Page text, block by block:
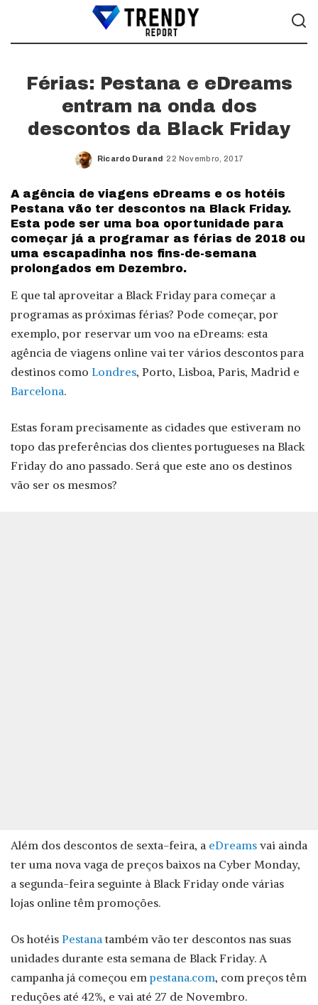
Férias: Pestana e eDreams
entram na onda dos
descontos da Black Friday
Posted
Ricardo Durand 22 Novembro, 2017
A agência de viagens eDreams e os hotéis
Pestana vão ter descontos na Black Friday.
Esta pode ser uma boa oportunidade para
começar já a programar as férias de 2018 ou
uma escapadinha nos fins-de-semana
prolongados em Dezembro.
E que tal aproveitar a Black Friday para começar a
programas as próximas férias? Pode começar, por
exemplo, por reservar um voo na eDreams: esta
agência de viagens online vai ter vários descontos para
destinos como Londres, Porto, Lisboa, Paris, Madrid e
Barcelona.
Estas foram precisamente as cidades que estiveram no
topo das preferências dos clientes portugueses na Black
Friday do ano passado. Será que este ano os destinos
vão ser os mesmos?
Além dos descontos de sexta-feira, a eDreams vai ainda
ter uma nova vaga de preços baixos na Cyber Monday,
a segunda-feira seguinte à Black Friday onde várias
lojas online têm promoções.
Os hotéis Pestanatambém vão ter descontos nas suas
unidades durante esta semana de Black Friday. A
campanha já começou empestana.com, com preços têm
reduções até 42%, e vai até 27 de Novembro.